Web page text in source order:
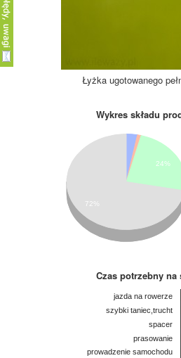
Łyżka ugotowanego
Wykres składu
24%
72%
Czas potrzebny
jazda na rowerze
szybki taniec,trucht
spacer
prasowanie
prowadzenie samochodu